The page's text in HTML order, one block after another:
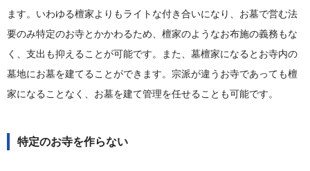
ます。いわゆる檀家よりもライトな付き合いになり、お墓で営む法
要のみ特定のお寺とかかわるため、檀家のようなお布施の義務もな
く、支出も抑えることが可能です。また、墓檀家になるとお寺内の
墓地にお墓を建てることができます。宗派が違うお寺であっても檀
家になることなく、お墓を建て管理を任せることも可能です。
特定のお寺を作らない